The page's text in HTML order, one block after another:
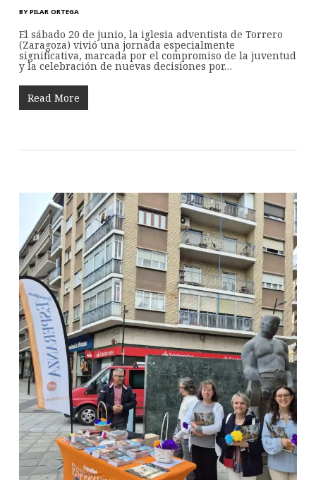
BY PILAR ORTEGA
El sábado 20 de junio, la iglesia adventista de Torrero
(Zaragoza) vivió una jornada especialmente
significativa, marcada por el compromiso de la juventud
y la celebración de nuevas decisiones por…
Read More